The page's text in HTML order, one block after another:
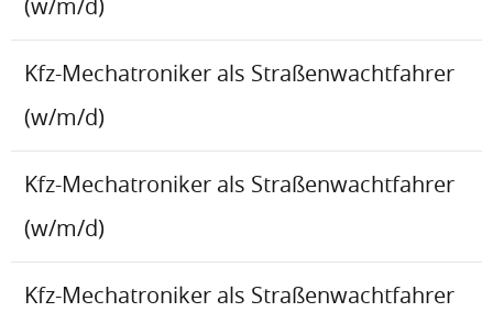
(w/m/d)
Kfz-Mechatroniker als Straßenwachtfahrer
(w/m/d)
Kfz-Mechatroniker als Straßenwachtfahrer
(w/m/d)
Kfz-Mechatroniker als Straßenwachtfahrer